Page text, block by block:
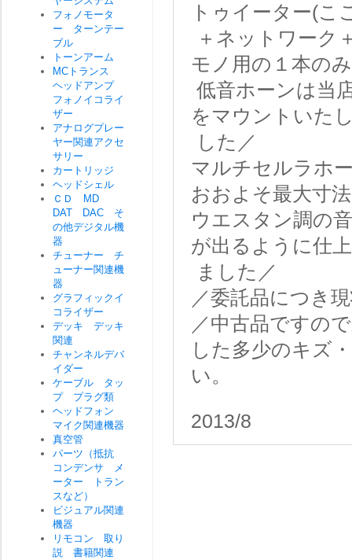
トゥイーター(こ
＋ネットワーク
モノ用の１本の
低音ホーンは当
をマウントいた
した／
マルチセルラホ
おおよそ最大寸
ウエスタン調の
が出るように仕
ました／
／委託品につき
／中古品ですの
した多少のキズ
い。
2013/8
フォノモータ
ー ターンテー
ブル
トーンアーム
MCトランス
ヘッドアンプ
フォノイコライ
ザー
アナログプレー
ヤー関連アクセ
サリー
カートリッジ
ヘッドシェル
ＣＤ MD
DAT DAC そ
の他デジタル機
器
チューナー チ
ューナー関連機
器
グラフィックイ
コライザー
デッキ デッキ
関連
チャンネルデバ
イダー
ケーブル タッ
プ プラグ類
ヘッドフォン
マイク関連機器
真空管
パーツ（抵抗
コンデンサ メ
ーター トラン
スなど）
ビジュアル関連
機器
リモコン 取り
説 書籍関連